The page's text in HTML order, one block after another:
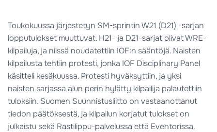
Toukokuussa järjestetyn SM-sprintin W21 (D21) -sarjan
lopputulokset muuttuvat. H21- ja D21-sarjat olivat WRE-
kilpailuja, ja niissä noudatettiin IOF:n sääntöjä. Naisten
kilpailusta tehtiin protesti, jonka IOF Disciplinary Panel
käsitteli kesäkuussa. Protesti hyväksyttiin, ja yksi
naisten sarjassa alun perin hylätty kilpailija palautettiin
tuloksiin. Suomen Suunnistusliitto on vastaanottanut
tiedon päätöksestä, ja kilpailun korjatut tulokset on
julkaistu sekä Rastilippu-palvelussa että Eventorissa.